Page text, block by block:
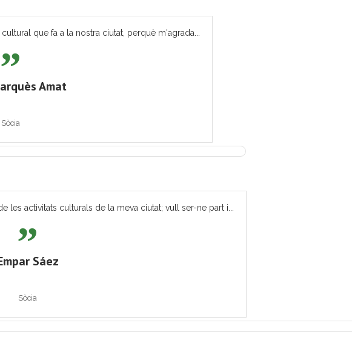
que fa a la nostra ciutat, perquè m'agrada...
Amat
Sòcia
activitats culturals de la meva ciutat; vull ser-ne part i...
Sáez
Sòcia